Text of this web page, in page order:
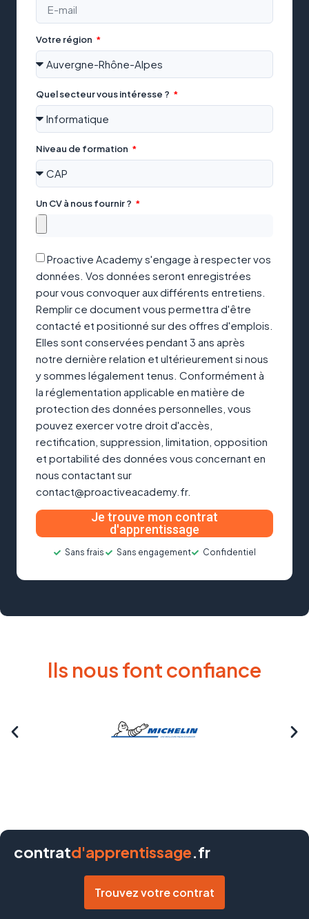
Votre région
Quel secteur vous intéresse ?
Niveau de formation
Un CV à nous fournir ?
Proactive Academy s'engage à respecter vos
données. Vos données seront enregistrées
pour vous convoquer aux différents entretiens.
Remplir ce document vous permettra d'être
contacté et positionné sur des offres d'emplois.
Elles sont conservées pendant 3 ans après
notre dernière relation et ultérieurement si nous
y sommes légalement tenus. Conformément à
la réglementation applicable en matière de
protection des données personnelles, vous
pouvez exercer votre droit d'accès,
rectification, suppression, limitation, opposition
et portabilité des données vous concernant en
nous contactant sur
contact@proactiveacademy.fr.
Je trouve mon contrat
d'apprentissage
Sans frais Sans engagement Confidentiel
Ils nous font confiance
contratd'apprentissage.fr
Trouvez votre contrat